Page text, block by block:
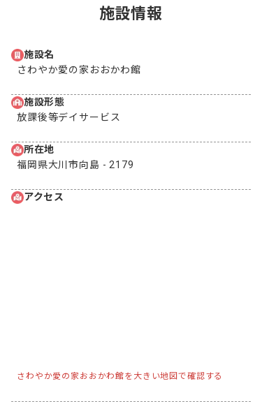
施設情報
施設名
さわやか愛の家おおかわ館
施設形態
放課後等デイサービス
所在地
福岡県大川市向島 - 2179
アクセス
さわやか愛の家おおかわ館を大きい地図で確認する